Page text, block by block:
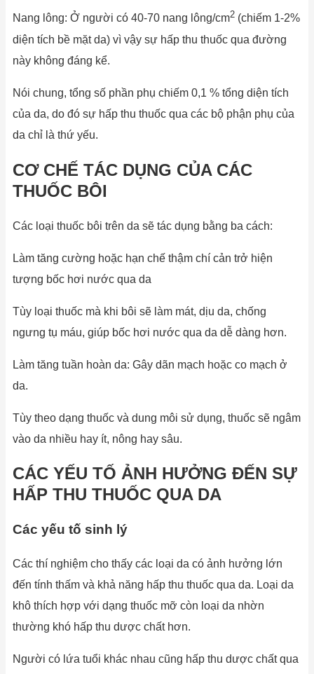
Nang lông: Ở người có 40-70 nang lông/cm2 (chiếm 1-2%
diện tích bề mặt da) vì vậy sự hấp thu thuốc qua đường
này không đáng kể.
Nói chung, tổng số phần phụ chiếm 0,1 % tổng diện tích
của da, do đó sự hấp thu thuốc qua các bộ phận phụ của
da chỉ là thứ yếu.
CƠ CHẾ TÁC DỤNG CỦA CÁC
THUỐC BÔI
Các loại thuốc bôi trên da sẽ tác dụng bằng ba cách:
Làm tăng cường hoặc hạn chế thậm chí cản trở hiện
tượng bốc hơi nước qua da
Tùy loại thuốc mà khi bôi sẽ làm mát, dịu da, chống
ngưng tụ máu, giúp bốc hơi nước qua da dễ dàng hơn.
Làm tăng tuần hoàn da: Gây dãn mạch hoặc co mạch ở
da.
Tùy theo dạng thuốc và dung môi sử dụng, thuốc sẽ ngâm
vào da nhiều hay ít, nông hay sâu.
CÁC YẾU TỐ ẢNH HƯỞNG ĐẾN SỰ
HẤP THU THUỐC QUA DA
Các yếu tố sinh lý
Các thí nghiệm cho thấy các loại da có ảnh hưởng lớn
đến tính thấm và khả năng hấp thu thuốc qua da. Loại da
khô thích hợp với dạng thuốc mỡ còn loại da nhờn
thường khó hấp thu dược chất hơn.
Người có lứa tuổi khác nhau cũng hấp thu dược chất qua